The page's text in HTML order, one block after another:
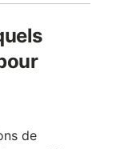
de